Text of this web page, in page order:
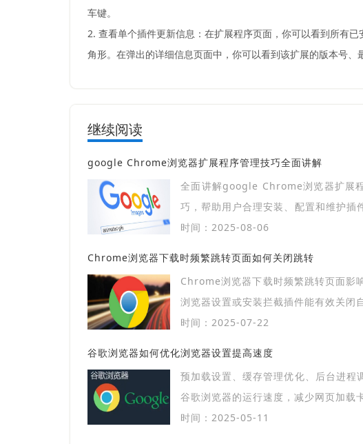
车键。
2. 查看单个插件更新信息：在扩展程序页面，你可以看到所有
角形。在弹出的详细信息页面中，你可以看到该扩展的版本号
继续阅读
google Chrome浏览器扩展程序管理技巧全面讲解
全面讲解google Chrome浏览器扩展
巧，帮助用户合理安装、配置和维护插
器功能。
时间：2025-08-06
Chrome浏览器下载时频繁跳转页面如何关闭跳转
Chrome浏览器下载时频繁跳转页面影
浏览器设置或安装拦截插件能有效关闭
时间：2025-07-22
谷歌浏览器如何优化浏览器设置提高速度
预加载设置、缓存管理优化、后台进程
谷歌浏览器的运行速度，减少网页加载
时间：2025-05-11